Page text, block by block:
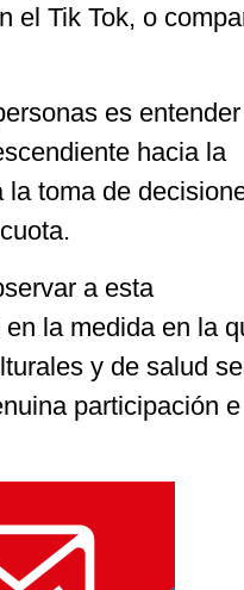
el Tik Tok, o
es entender
hacia la
la toma de
a esta
la medida en la
y de salud
participación e